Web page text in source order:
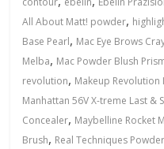
All About Matt! powder,
Base Pearl, Mac Eye Brows
Melba, Mac Powder Blush
revolution, Makeup
Manhattan 56V X-treme Last &
Concealer, Maybelline Rocket
Brush, Real Techniques